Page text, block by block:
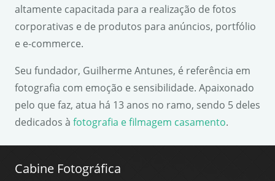
altamente capacitada para a realização de fotos
corporativas e de produtos para anúncios, portfólio
e e-commerce.
Seu fundador, Guilherme Antunes, é referência em
fotografia com emoção e sensibilidade. Apaixonado
pelo que faz, atua há 13 anos no ramo, sendo 5 deles
dedicados à fotografia e filmagem casamento.
Cabine Fotográfica